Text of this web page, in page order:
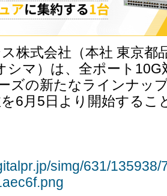
株式会社（本社 東京都
シマ）は、全ポート
ズの新たなラインナッ
6月5日より開始するこ
simg/631/